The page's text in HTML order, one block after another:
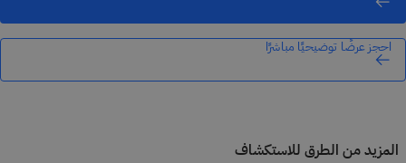
احجز عرضًا توضيحيًا مباشرًا
المزيد من الطرق للاستكشاف